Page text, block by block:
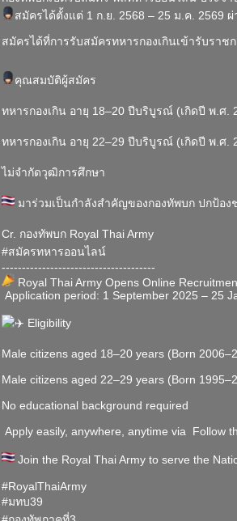
สมัครได้ตั้งแต่ 1 ก.ย. 2568 – 25 ม.ค. 2569
สมัครได้ที่การรับสมัครทหารกองเกินเข้ารับราช
คุณสมบัติผู้สมัคร
ทหารกองเกิน อายุ 18–20 ปีบริบูรณ์ (เกิดปี พ.ศ.
ทหารกองเกิน อายุ 22–29 ปีบริบูรณ์ (เกิดปี พ.ศ.
ไม่จำกัดวุฒิการศึกษา
มาร่วมเป็นกำลังสำคัญของกองทัพบก ปกป้อ
Cr. กองทัพบก Royal Thai Army
#สมัครทหารออนไลน์
--------------------------------------
Royal Thai Army Opens Online
Application period: 1 September 2025 – 25
Eligibility
Male citizens aged 18–20 years (Born
Male citizens aged 22–29 years (Born
No educational background required
Apply easily, anywhere, anytime via
Follow
Join the Royal Thai Army to serve the
#RoyalThaiArmy
#มทบ39